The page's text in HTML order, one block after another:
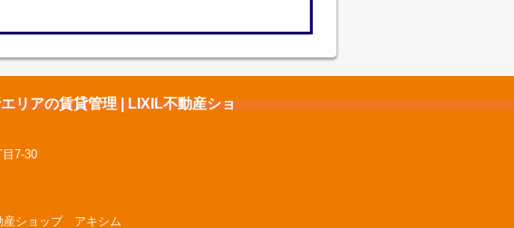
リアの賃貸管理 | LIXIL不動産ショ
7-30
産ショップ アキシム